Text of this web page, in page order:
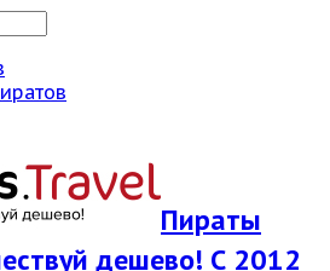
Пираты
дешево! С 2012